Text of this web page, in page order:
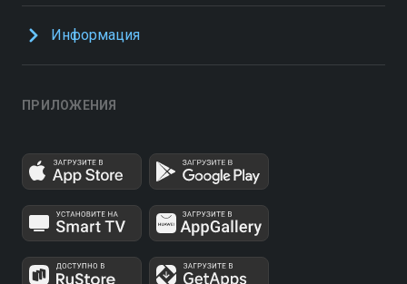
Информация
ПРИЛОЖЕНИЯ